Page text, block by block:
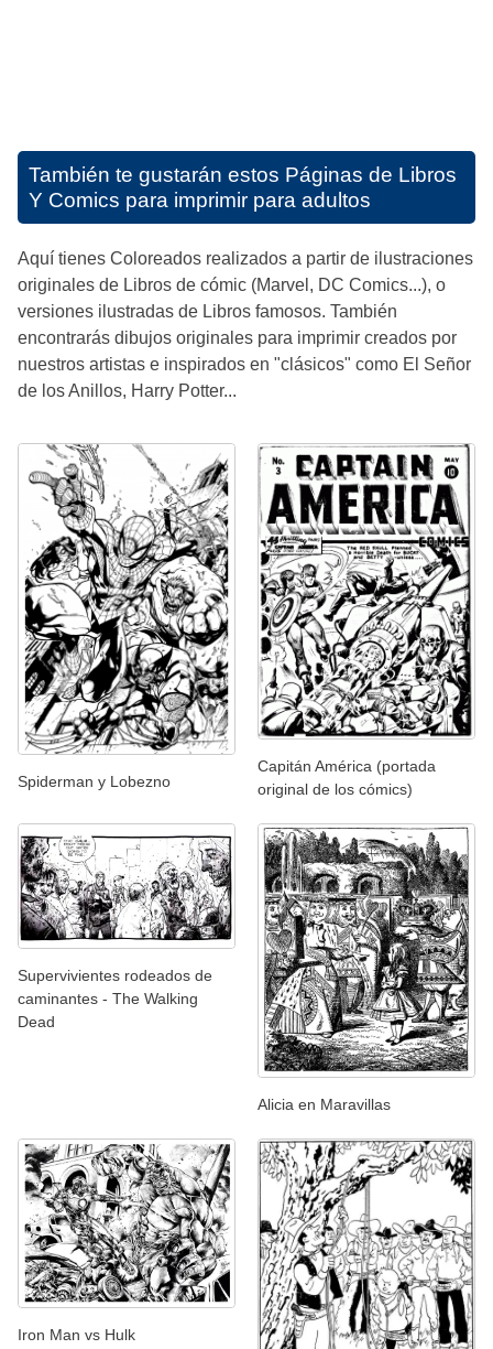
También te gustarán estos Páginas de Libros
Y Comics para imprimir para adultos
Aquí tienes Coloreados realizados a partir de ilustraciones
originales de Libros de cómic (Marvel, DC Comics...), o
versiones ilustradas de Libros famosos. También
encontrarás dibujos originales para imprimir creados por
nuestros artistas e inspirados en "clásicos" como El Señor
de los Anillos, Harry Potter...
Spiderman y Lobezno
Capitán América (portada
original de los cómics)
Supervivientes rodeados de
caminantes - The Walking
Dead
Alicia en Maravillas
Iron Man vs Hulk